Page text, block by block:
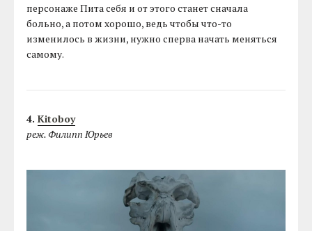
персонаже Пита себя и от этого станет сначала
больно, а потом хорошо, ведь чтобы что-то
изменилось в жизни, нужно сперва начать меняться
самому.
4.Kitoboy
реж. Филипп Юрьев